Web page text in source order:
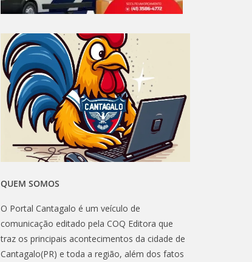
QUEM SOMOS
O Portal Cantagalo é um veículo de
comunicação editado pela COQ Editora que
traz os principais acontecimentos da cidade de
Cantagalo(PR) e toda a região, além dos fatos